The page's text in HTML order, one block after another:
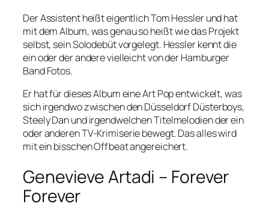
Der Assistent heißt eigentlich Tom Hessler und hat
mit dem Album, was genau so heißt wie das Projekt
selbst, sein Solodebüt vorgelegt. Hessler kennt die
ein oder der andere vielleicht von der Hamburger
Band Fotos.
Er hat für dieses Album eine Art Pop entwickelt, was
sich irgendwo zwischen den Düsseldorf Düsterboys,
Steely Dan und irgendwelchen Titelmelodien der ein
oder anderen TV-Krimiserie bewegt. Das alles wird
mit ein bisschen Offbeat angereichert.
Genevieve Artadi – Forever
Forever